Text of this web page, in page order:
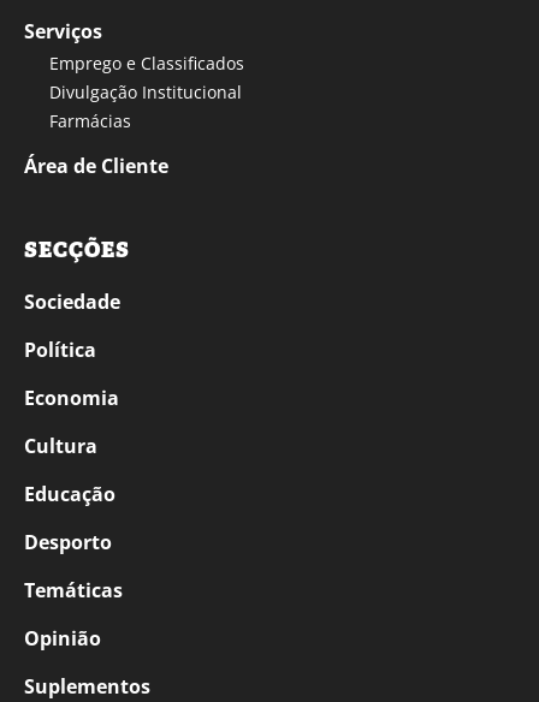
Serviços
Emprego e Classificados
Divulgação Institucional
Farmácias
Área de Cliente
SECÇÕES
Sociedade
Política
Economia
Cultura
Educação
Desporto
Temáticas
Opinião
Suplementos